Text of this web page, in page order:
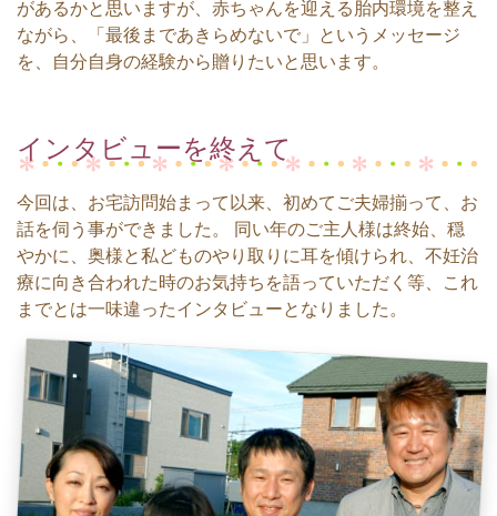
があるかと思いますが、赤ちゃんを迎える胎内環境を整え
ながら、「最後まであきらめないで」というメッセージ
を、自分自身の経験から贈りたいと思います。
インタビューを終えて
今回は、お宅訪問始まって以来、初めてご夫婦揃って、お
話を伺う事ができました。 同い年のご主人様は終始、穏
やかに、奥様と私どものやり取りに耳を傾けられ、不妊治
療に向き合われた時のお気持ちを語っていただく等、これ
までとは一味違ったインタビューとなりました。